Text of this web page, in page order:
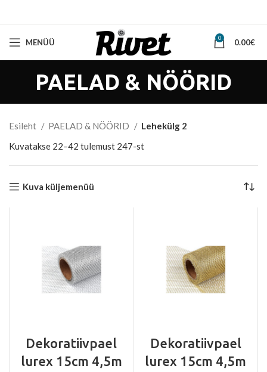
MENÜÜ 0 0.00€
PAELAD & NÖÖRID
Esileht PAELAD & NÖÖRID
Lehekülg 2
Kuvatakse 22–42 tulemust 247-stSorted
Kuva küljemenüü
Dekoratiivpael
lurex 15cm 4,5m
Dekoratiivpael
lurex 15cm 4,5m